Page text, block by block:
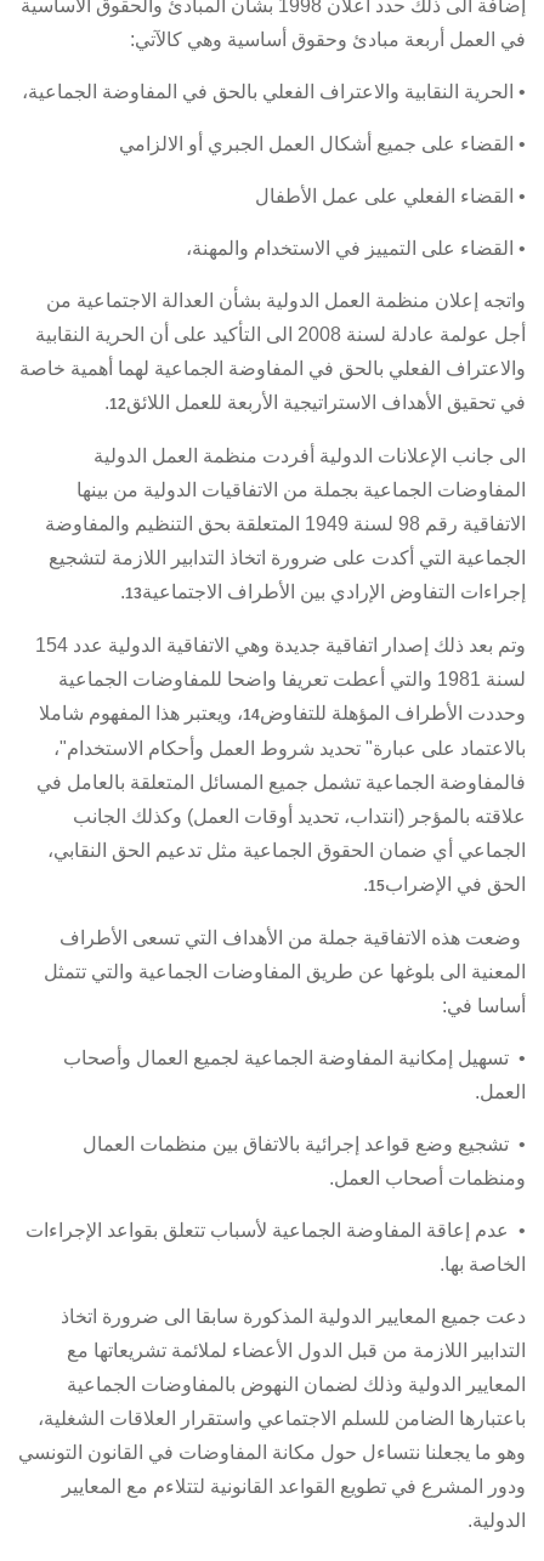
إضافة الى ذلك حدد اعلان 1998 بشأن المبادئ والحقوق الأساسية
في العمل أربعة مبادئ وحقوق أساسية وهي كالآتي:
• الحرية النقابية والاعتراف الفعلي بالحق في المفاوضة الجماعية،
• القضاء على جميع أشكال العمل الجبري أو الالزامي
• القضاء الفعلي على عمل الأطفال
• القضاء على التمييز في الاستخدام والمهنة،
واتجه إعلان منظمة العمل الدولية بشأن العدالة الاجتماعية من
أجل عولمة عادلة لسنة 2008 الى التأكيد على أن الحرية النقابية
والاعتراف الفعلي بالحق في المفاوضة الجماعية لهما أهمية خاصة
في تحقيق الأهداف الاستراتيجية الأربعة للعمل اللائق12
.
الى جانب الإعلانات الدولية أفردت منظمة العمل الدولية
المفاوضات الجماعية بجملة من الاتفاقيات الدولية من بينها
الاتفاقية رقم 98 لسنة 1949
المتعلقة بحق التنظيم والمفاوضة
الجماعية التي أكدت على ضرورة اتخاذ التدابير اللازمة لتشجيع
إجراءات التفاوض الإرادي بين الأطراف الاجتماعية13
.
وتم بعد ذلك إصدار اتفاقية جديدة وهي
الاتفاقية الدولية عدد 154
لسنة 1981
والتي أعطت تعريفا واضحا للمفاوضات الجماعية
وحددت الأطراف المؤهلة للتفاوض14، ويعتبر هذا المفهوم شاملا
بالاعتماد على عبارة" تحديد شروط العمل وأحكام الاستخدام"،
فالمفاوضة الجماعية تشمل جميع المسائل المتعلقة بالعامل في
علاقته بالمؤجر (انتداب، تحديد أوقات العمل) وكذلك الجانب
الجماعي أي ضمان الحقوق الجماعية مثل تدعيم الحق النقابي،
الحق في الإضراب15
.
وضعت هذه الاتفاقية جملة من الأهداف التي تسعى الأطراف
المعنية الى بلوغها عن طريق المفاوضات الجماعية والتي تتمثل
أساسا في:
• تسهيل إمكانية المفاوضة الجماعية لجميع العمال وأصحاب
العمل.
• تشجيع وضع قواعد إجرائية بالاتفاق بين منظمات العمال
ومنظمات أصحاب العمل.
• عدم إعاقة المفاوضة الجماعية لأسباب تتعلق بقواعد الإجراءات
الخاصة بها.
دعت جميع المعايير الدولية المذكورة سابقا الى ضرورة اتخاذ
التدابير اللازمة من قبل الدول الأعضاء لملائمة تشريعاتها مع
المعايير الدولية وذلك لضمان النهوض بالمفاوضات الجماعية
باعتبارها الضامن للسلم الاجتماعي واستقرار العلاقات الشغلية،
وهو ما يجعلنا نتساءل حول مكانة المفاوضات في القانون التونسي
ودور المشرع في تطويع القواعد القانونية لتتلاءم مع المعايير
الدولية.